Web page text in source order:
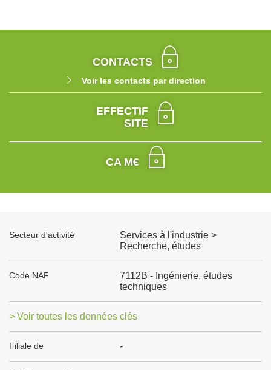
CONTACTS
Voir les contacts par direction
EFFECTIF
SITE
CA M€
Secteur d'activité
Services à l'industrie >
Recherche, études
Code NAF
7112B - Ingénierie, études
techniques
> Voir toutes les données clés
Filiale de -